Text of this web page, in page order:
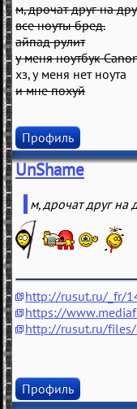
м, дрочат друг на
все ноуты бред.
айпад рулит
у меня ноутбук
хз, у меня нет ноута
и мне похуй
Профиль
UnShame
м, дрочат друг на
http://rusut.ru/_fr/
https://
http://rusut.ru/
Профиль